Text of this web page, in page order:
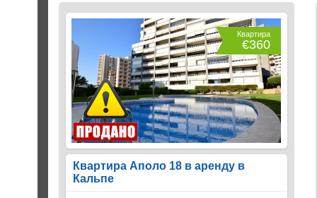
Квартира
€360
Квартира Аполо 18 в аренду в
Кальпе